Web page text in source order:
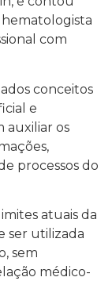
com
conceitos
e
auxiliar os
processos do
atuais da
ser utilizada
sem
médico-